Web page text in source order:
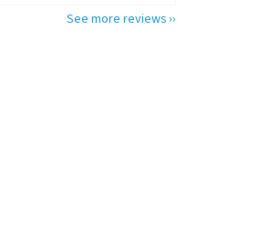
See more reviews